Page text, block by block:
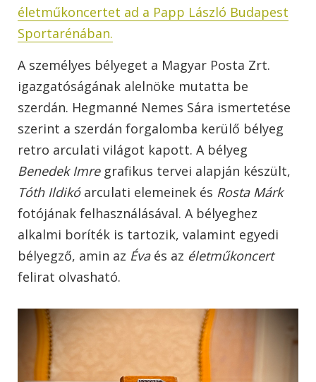
életműkoncertet ad a Papp László Budapest
Sportarénában.
A személyes bélyeget a Magyar Posta Zrt.
igazgatóságának alelnöke mutatta be
szerdán. Hegmanné Nemes Sára ismertetése
szerint a szerdán forgalomba kerülő bélyeg
retro arculati világot kapott. A bélyeg
Benedek Imregrafikus tervei alapján készült,
Tóth Ildikóarculati elemeinek és Rosta Márk
fotójának felhasználásával. A bélyeghez
alkalmi boríték is tartozik, valamint egyedi
bélyegző, amin az Évaés az életműkoncert
felirat olvasható.